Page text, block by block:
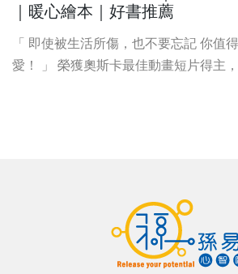
｜暖心繪本｜好書推薦
「 即使被生活所傷，也不要忘記 你值
愛！ 」 榮獲奧斯卡最佳動畫短片得主